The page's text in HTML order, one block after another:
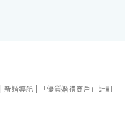
|新婚導航 |
「優質婚禮商戶」計劃